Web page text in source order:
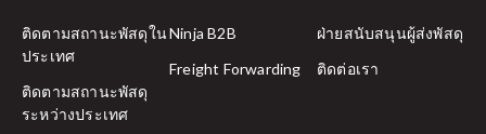
ติดตามสถานะพัสดุใน
ประเทศ
ติดตามสถานะพัสดุ
ระหว่างประเทศ
Ninja B2B
Freight Forwarding
ฝ่ายสนับสนุนผู้ส่งพัสดุ
ติดต่อเรา